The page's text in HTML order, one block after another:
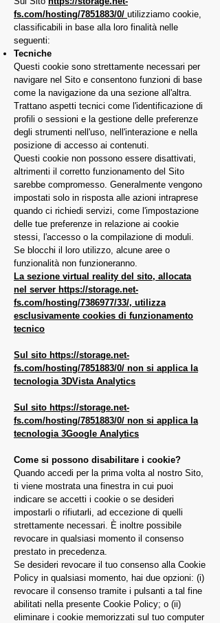
fs.com/hosting/7851883/0/ utilizziamo cookie,
classificabili in base alla loro finalità nelle
seguenti:
Tecniche
Questi cookie sono strettamente necessari per
navigare nel Sito e consentono funzioni di base
come la navigazione da una sezione all'altra.
Trattano aspetti tecnici come l'identificazione di
profili o sessioni e la gestione delle preferenze
degli strumenti nell'uso, nell'interazione e nella
posizione di accesso ai contenuti.
Questi cookie non possono essere disattivati,
altrimenti il ​​corretto funzionamento del Sito
sarebbe compromesso. Generalmente vengono
impostati solo in risposta alle azioni intraprese
quando ci richiedi servizi, come l'impostazione
delle tue preferenze in relazione ai cookie
stessi, l'accesso o la compilazione di moduli.
Se blocchi il loro utilizzo, alcune aree o
funzionalità non funzioneranno.
La sezione virtual reality del sito, allocata
nel server https://storage.net-
fs.com/hosting/7386977/33/, utilizza
esclusivamente cookies di funzionamento
tecnico
Sul sito https://storage.net-
fs.com/hosting/7851883/0/ non si applica la
tecnologia 3DVista Analytics
Sul sito https://storage.net-
fs.com/hosting/7851883/0/ non si applica la
tecnologia 3Google Analytics
Come si possono disabilitare i cookie?
Quando accedi per la prima volta al nostro Sito,
ti viene mostrata una finestra in cui puoi
indicare se accetti i cookie o se desideri
impostarli o rifiutarli, ad eccezione di quelli
strettamente necessari. È inoltre possibile
revocare in qualsiasi momento il consenso
prestato in precedenza.
Se desideri revocare il tuo consenso alla Cookie
Policy in qualsiasi momento, hai due opzioni: (i)
revocare il consenso tramite i pulsanti a tal fine
abilitati nella presente Cookie Policy; o (ii)
eliminare i cookie memorizzati sul tuo computer